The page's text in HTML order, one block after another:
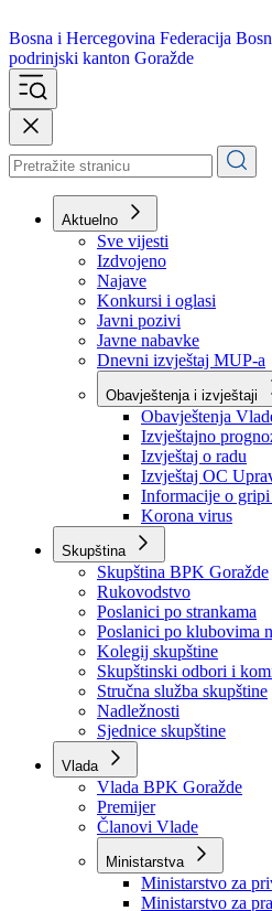
Bosna i Hercegovina
podrinjski kanton Goražde
Aktuelno
Sve vijesti
Izdvojeno
Najave
Konkursi i oglasi
Javni pozivi
Javne nabavke
Dnevni izvještaj MUP-a
Obavještenja i izvještaji
Obavještenja
Izvještajno
Izvještaj o radu
Izvještaj OC
Informacije o gripi
Korona virus
Skupština
Skupština BPK Goražde
Rukovodstvo
Poslanici po strankama
Poslanici po klubovima
Kolegij skupštine
Skupštinski odbori i
Stručna služba skupštine
Nadležnosti
Sjednice skupštine
Vlada
Vlada BPK Goražde
Premijer
Članovi Vlade